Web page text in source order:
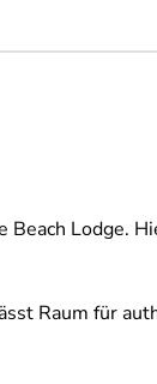
Lodge.
Raum für